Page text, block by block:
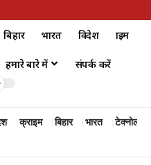
बिहार भारत विदेश क्राइम
हमारे बारे में संपर्क करें
क्राइम बिहार भारत टेक्नोलॉजी